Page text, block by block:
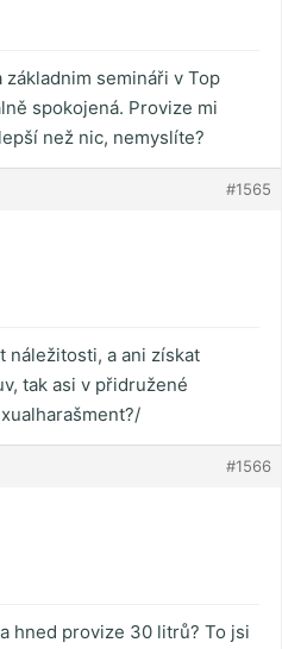
semináři v Top
spokojená. Provize mi
než nic, nemyslíte?
#1565
náležitosti, a ani získat
tak asi v přidružené
#1566
hned provize 30 litrů? To jsi